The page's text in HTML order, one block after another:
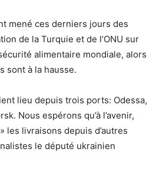
mené ces derniers jours des
de la Turquie et de l’ONU sur
alimentaire mondiale, alors
sont à la hausse.
lieu depuis trois ports: Odessa,
Nous espérons qu’à l’avenir,
les livraisons depuis d’autres
le député ukrainien